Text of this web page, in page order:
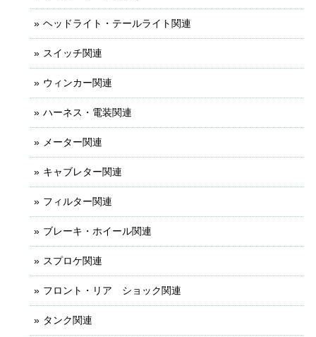
ヘッドライト・テールライト関連
スイッチ関連
ウィンカー関連
ハーネス・電装関連
メーター関連
キャブレター関連
フィルター関連
ブレーキ・ホイール関連
スプロケ関連
フロント・リア ショック関連
タンク関連